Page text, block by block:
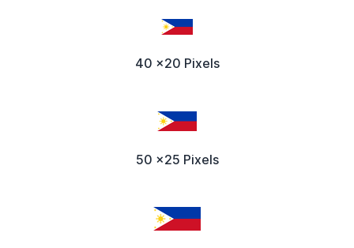
40 x20 Pixels
50 x25 Pixels